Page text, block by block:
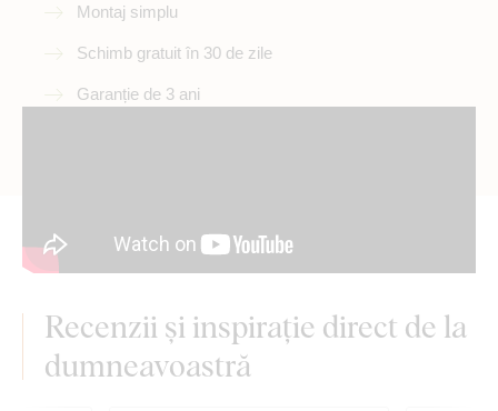
Montaj simplu
Schimb gratuit în 30 de zile
Garanție de 3 ani
Recenzii și inspirație direct de la
dumneavoastră